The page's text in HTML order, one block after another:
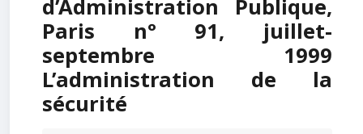
Paris n° 91, juillet-
septembre 1999
L’administration de la
sécurité